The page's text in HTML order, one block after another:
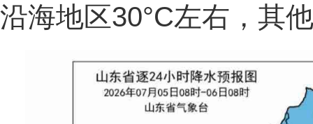
沿海地区30°C左右，其